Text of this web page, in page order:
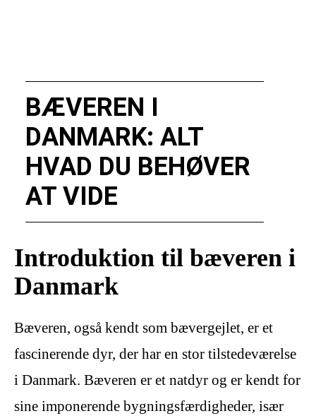
BÆVEREN I
DANMARK: ALT
HVAD DU BEHØVER
AT VIDE
Introduktion til bæveren i
Danmark
Bæveren, også kendt som bævergejlet, er et
fascinerende dyr, der har en stor tilstedeværelse
i Danmark. Bæveren er et natdyr og er kendt for
sine imponerende bygningsfærdigheder, især